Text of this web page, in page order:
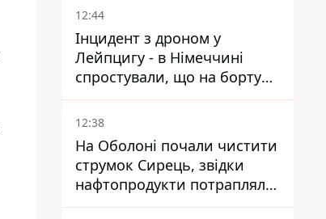
12:44
Інцидент з дроном у
Лейпцигу - в Німеччині
спростували, що на борту
українського літака були
зброя та боєприпаси
12:38
На Оболоні почали чистити
струмок Сирець, звідки
нафтопродукти потрапляли
до озер